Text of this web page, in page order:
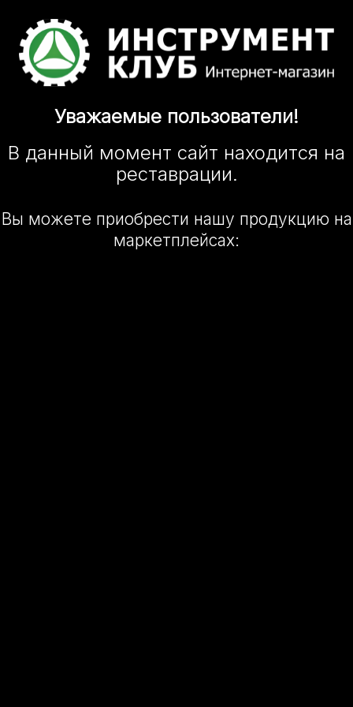
Уважаемые пользователи!
В данный момент сайт находится на
реставрации.
Вы можете приобрести нашу продукцию на
маркетплейсах: